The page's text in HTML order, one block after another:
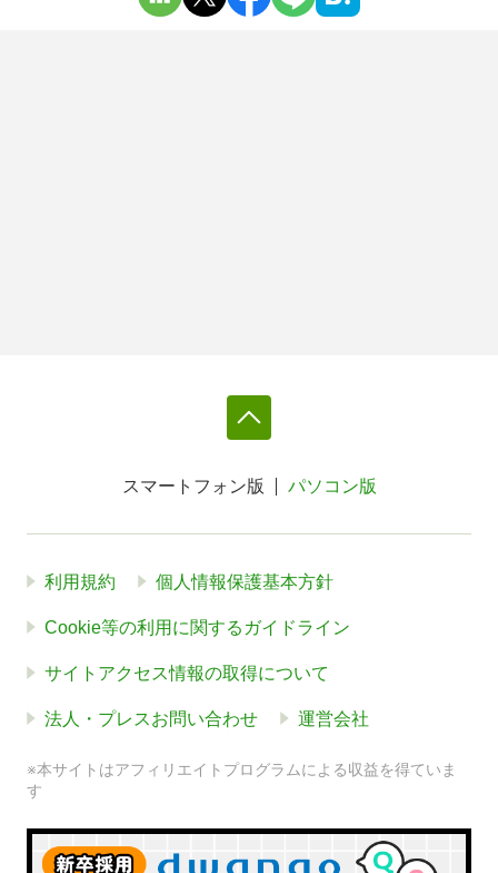
スマートフォン版 パソコン版
利用規約 個人情報保護基本方針
Cookie等の利用に関するガイドライン
サイトアクセス情報の取得について
法人・プレスお問い合わせ 運営会社
※本サイトはアフィリエイトプログラムによる収益を得ていま
す